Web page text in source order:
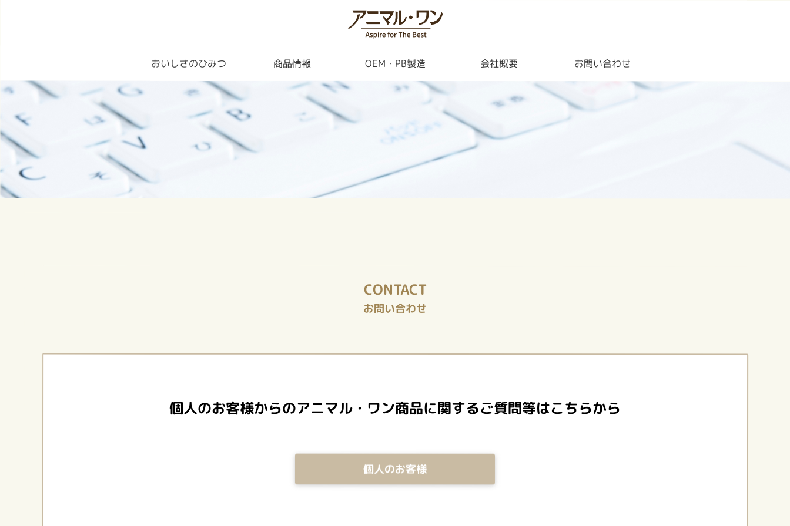
おいしさのひみつ 商品情報 OEM・PB製造 会社概要 お問い合わせ
CONTACT
お問い合わせ
個人のお客様からのアニマル・ワン商品に関するご質問等はこちらから
個人のお客様